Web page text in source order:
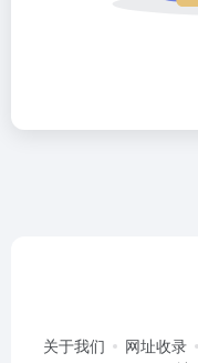
关于我们 网址收录